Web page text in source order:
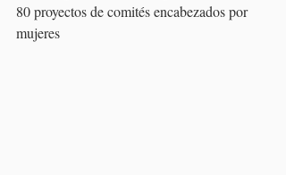
80 proyectos de comités encabezados por
mujeres